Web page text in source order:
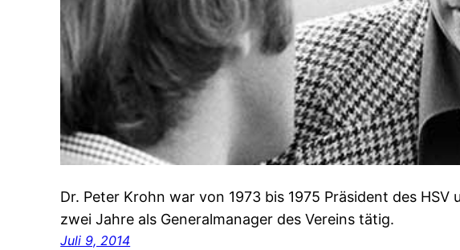
Dr. Peter Krohn war von 1973 bis 1975 Präsident des HSV
zwei Jahre als Generalmanager des Vereins tätig.
Juli 9, 2014